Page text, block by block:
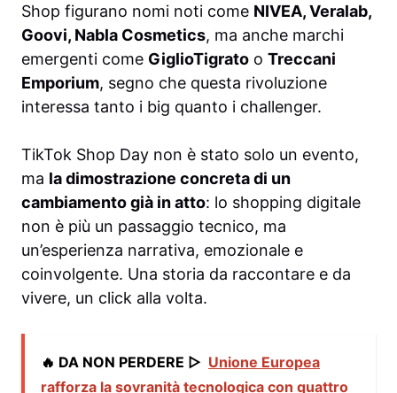
Shop figurano nomi noti come NIVEA, Veralab,
Goovi, Nabla Cosmetics, ma anche marchi
emergenti come GiglioTigrato o Treccani
Emporium, segno che questa rivoluzione
interessa tanto i big quanto i challenger.
TikTok Shop Day non è stato solo un evento,
ma la dimostrazione concreta di un
cambiamento già in atto: lo shopping digitale
non è più un passaggio tecnico, ma
un’esperienza narrativa, emozionale e
coinvolgente. Una storia da raccontare e da
vivere, un click alla volta.
🔥 DA NON PERDERE ▷ Unione Europea
rafforza la sovranità tecnologica con quattro